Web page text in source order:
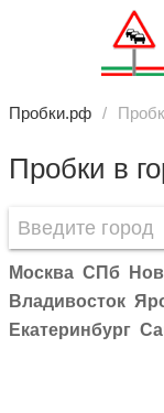
Пробки.рф
Пробки в
Москва СПб
Владивосток
Екатеринбург